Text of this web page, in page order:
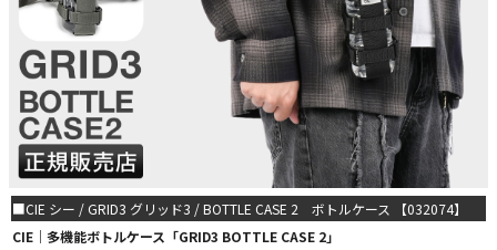
■CIE シー / GRID3 グリッド3 / BOTTLE CASE 2 ボトルケース 【032074】
CIE｜多機能ボトルケース「GRID3 BOTTLE CASE 2」